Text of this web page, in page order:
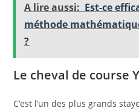
A lire aussi: Est-ce
méthode
?
Le cheval de course
C’est l’un des plus grands